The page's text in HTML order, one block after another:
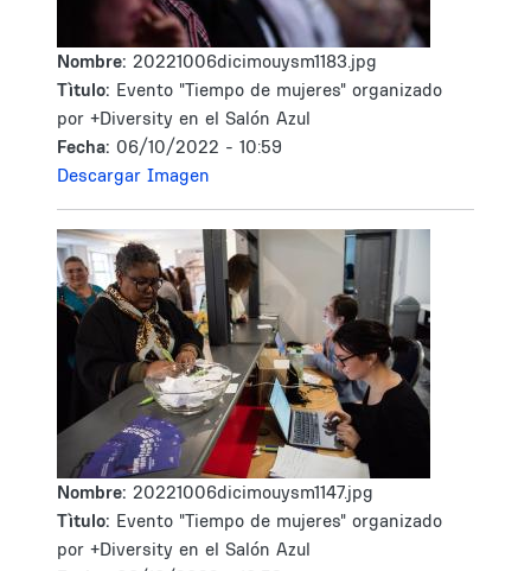
Nombre: 20221006dicimouysm1183.jpg
Tìtulo: Evento "Tiempo de mujeres" organizado
por +Diversity en el Salón Azul
Fecha: 06/10/2022 - 10:59
Descargar Imagen
Nombre: 20221006dicimouysm1147.jpg
Tìtulo: Evento "Tiempo de mujeres" organizado
por +Diversity en el Salón Azul